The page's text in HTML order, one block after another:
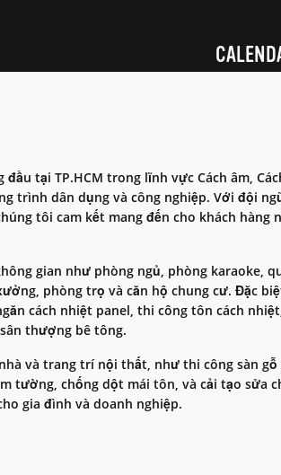
tại TP.HCM trong lĩnh vực Cách âm,
trình dân dụng và công nghiệp. Với đội
tôi cam kết mang đến cho khách hàng
gian như phòng ngủ, phòng karaoke,
phòng trọ và căn hộ chung cư. Đặc
cách nhiệt panel, thi công tôn cách
thượng bê tông.
và trang trí nội thất, như thi công sàn
tường, chống dột mái tôn, và cải tạo sửa
gia đình và doanh nghiệp.